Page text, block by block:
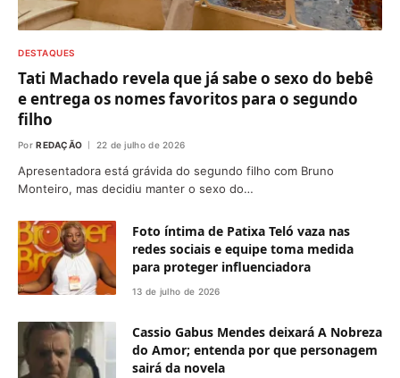
DESTAQUES
Tati Machado revela que já sabe o sexo do bebê
e entrega os nomes favoritos para o segundo
filho
Por REDAÇÃO 22 de julho de 2026
Apresentadora está grávida do segundo filho com Bruno
Monteiro, mas decidiu manter o sexo do…
Foto íntima de Patixa Teló vaza nas
redes sociais e equipe toma medida
para proteger influenciadora
13 de julho de 2026
Cassio Gabus Mendes deixará A Nobreza
do Amor; entenda por que personagem
sairá da novela